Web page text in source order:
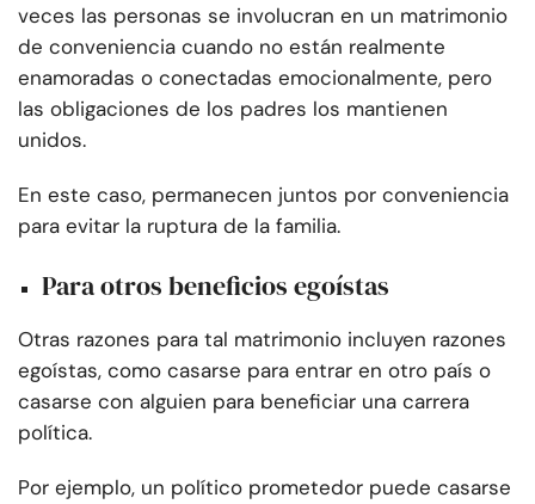
veces las personas se involucran en un matrimonio
de conveniencia cuando no están realmente
enamoradas o conectadas emocionalmente, pero
las obligaciones de los padres los mantienen
unidos.
En este caso, permanecen juntos por conveniencia
para evitar la ruptura de la familia.
Para otros beneficios egoístas
Otras razones para tal matrimonio incluyen razones
egoístas, como casarse para entrar en otro país o
casarse con alguien para beneficiar una carrera
política.
Por ejemplo, un político prometedor puede casarse